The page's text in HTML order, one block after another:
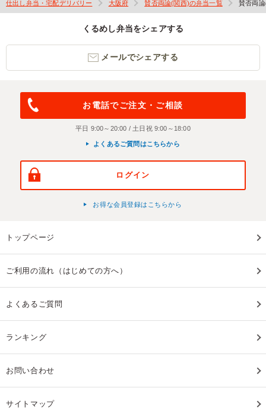
仕出し弁当・宅配デリバリー 大阪府 賛否両論(関西)の弁当一覧 賛否両
くるめし弁当をシェアする
メールでシェアする
お電話でご注文・ご相談
平日 9:00～20:00 / 土日祝 9:00～18:00
よくあるご質問はこちらから
ログイン
お得な会員登録はこちらから
トップページ
ご利用の流れ（はじめての方へ）
よくあるご質問
ランキング
お問い合わせ
サイトマップ